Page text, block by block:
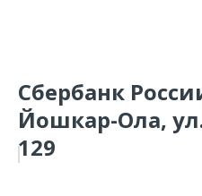
Сбербанк
Йошкар-Ола,
129